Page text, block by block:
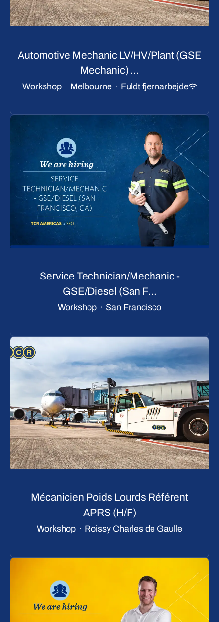
Automotive Mechanic LV/HV/Plant (GSE
Mechanic) ...
Workshop · Melbourne · Fuldt fjernarbejde
Service Technician/Mechanic -
GSE/Diesel (San F...
Workshop · San Francisco
Mécanicien Poids Lourds Référent
APRS (H/F)
Workshop · Roissy Charles de Gaulle